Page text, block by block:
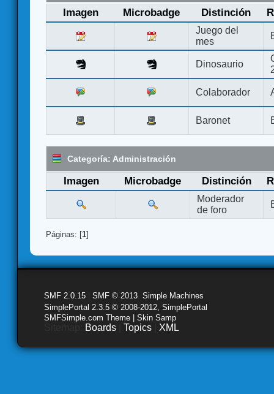
Imagen Microbadge Distinción
Juego del
mes
Dinosaurio
Colaborador
Baronet
Categoría: Administración
Imagen Microbadge Distinción
Moderador
de foro
Páginas: [1]
SMF 2.0.15 SMF © 2013 Simple Machines
SimplePortal 2.3.5 © 2008-2012, SimplePortal
SMFSimple.com Theme | Skin Samp
Boards Topics XML